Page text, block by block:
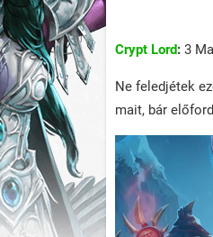
Crypt Lord: 3
Ne feledjétek
mait, bár